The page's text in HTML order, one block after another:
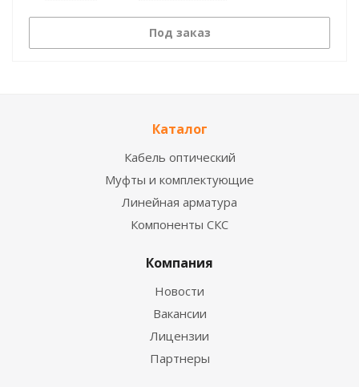
Под заказ
Каталог
Кабель оптический
Муфты и комплектующие
Линейная арматура
Компоненты СКС
Компания
Новости
Вакансии
Лицензии
Партнеры